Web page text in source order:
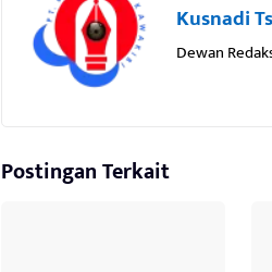
Kusnadi Ts
Dewan
Postingan Terkait